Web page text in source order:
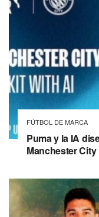
FÚTBOL DE MARCA
Puma y la IA
Manchester City